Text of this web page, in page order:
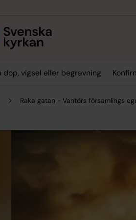
dop, vigsel eller begravning
Raka gatan - Vantörs församlings